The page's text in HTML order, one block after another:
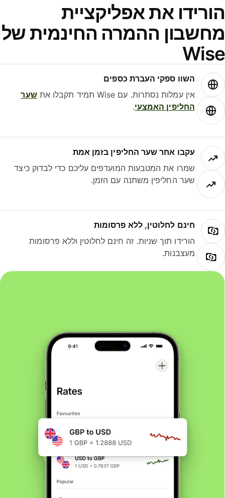
את אפליקציית
ההמרה החינמית של
השוו ספקי העברת כספים
אין עמלות נסתרות. עם Wise תמיד תקבלו את
שער
החליפין האמצעי.
עקבו אחר שער החליפין בזמן אמת
שמרו את המטבעות המועדפים עליכם כדי לבדוק כיצד
שער החליפין משתנה עם הזמן.
חינם לחלוטין, ללא פרסומות
הורידו תוך שניות. זה חינם לחלוטין וללא פרסומות
מעצבנות.